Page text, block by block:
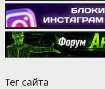
Тег сайта